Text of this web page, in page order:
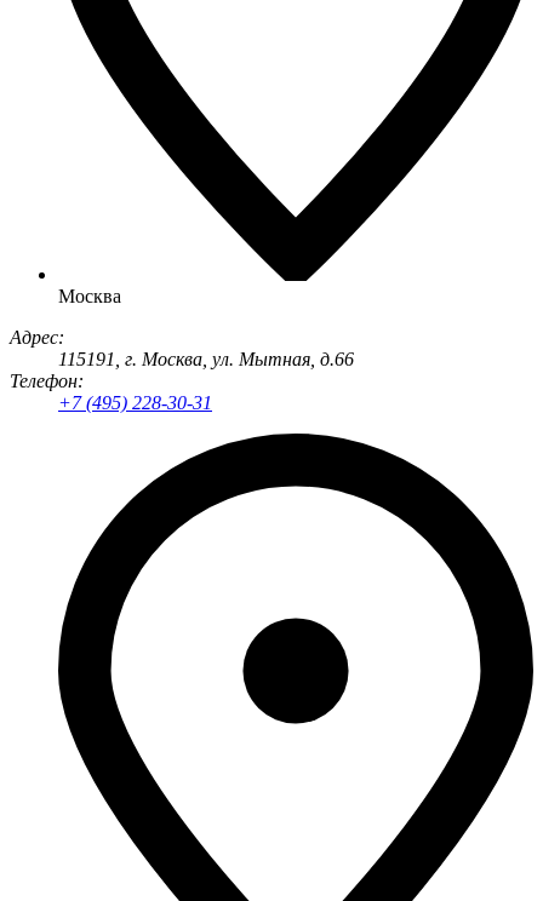
Москва
Адрес:
115191 , г. Москва ул. Мытная, д.66
Телефон:
+7 (495) 228-30-31